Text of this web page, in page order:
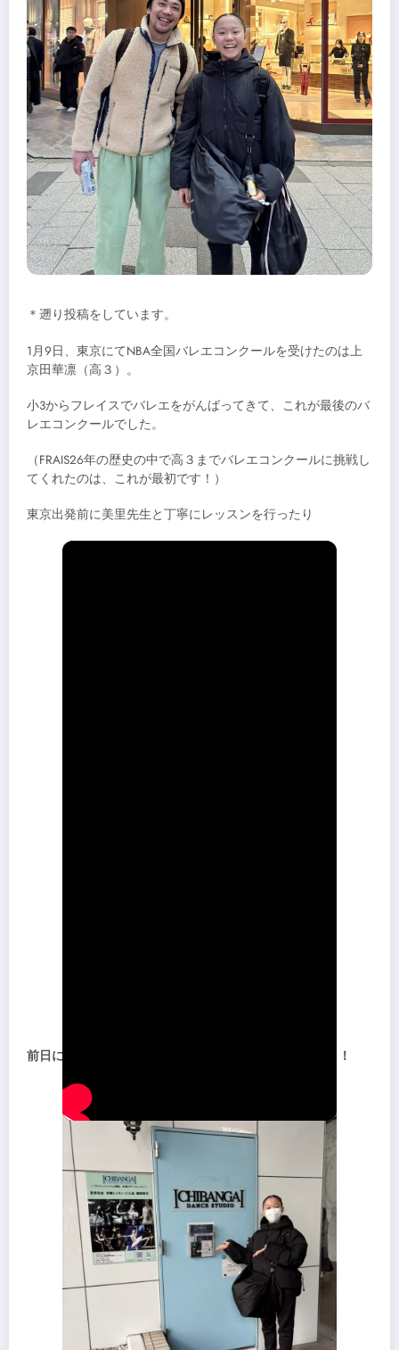
＊遡り投稿をしています。
1月9日、東京にてNBA全国バレエコンクールを受けたのは上
京田華凛（高３）。
小3からフレイスでバレエをがんばってきて、これが最後のバ
レエコンクールでした。
（FRAIS26年の歴史の中で高３までバレエコンクールに挑戦し
てくれたのは、これが最初です！）
東京出発前に美里先生と丁寧にレッスンを行ったり
前日には橋本直樹先生に見ていただいたりと・・・・！！